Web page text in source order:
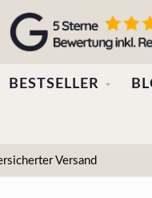
BESTSELLER
Versand